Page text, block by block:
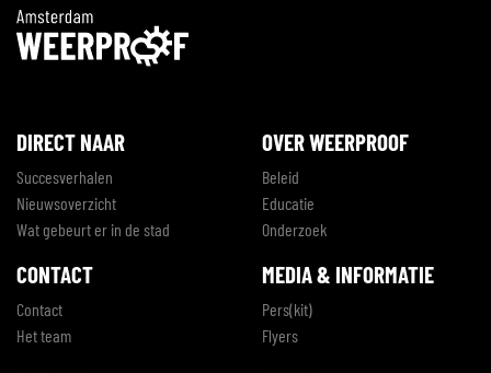
DIRECT NAAR
Succesverhalen
Nieuwsoverzicht
Wat gebeurt er in de stad
OVER WEERPROOF
Beleid
Educatie
Onderzoek
CONTACT
Contact
Het team
MEDIA & INFORMATIE
Pers(kit)
Flyers